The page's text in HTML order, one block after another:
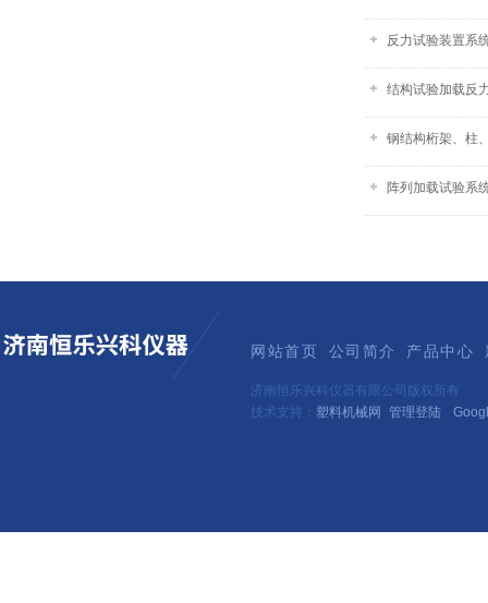
反力试验装置系
结构试验加载反
钢结构桁架、柱
阵列加载试验系
网站首页 公司简介 产品中心
济南恒乐兴科仪器有限公司版权所有
技术支持： 塑料机械网 管理登陆